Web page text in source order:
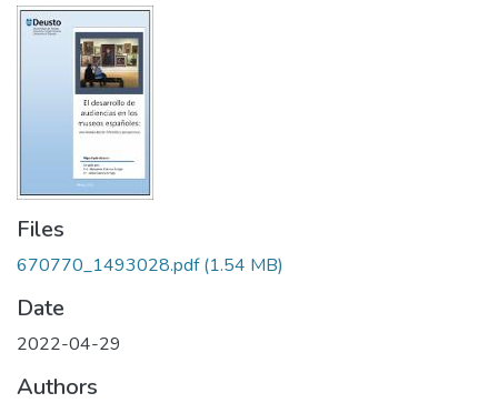
All of DSpace
Statistics
Policies
Files
670770_1493028.pdf(1.54 MB)
Date
2022-04-29
Authors